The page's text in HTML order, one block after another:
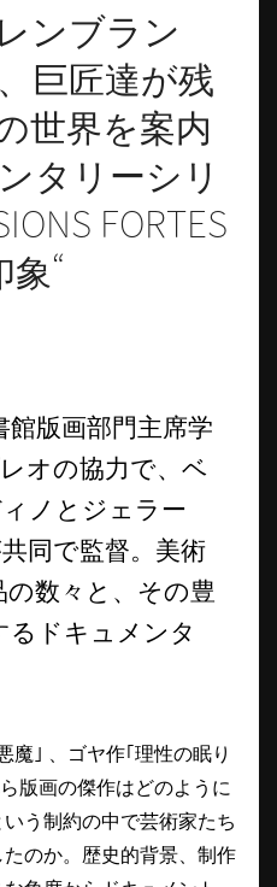
ンブラン
巨匠達が残
世界を案内
タリーシリ
FORTES
“
版画部門主席学
オの協力で、ベ
ノとジェラー
同で監督。美術
数々と、その豊
るドキュメンタ
魔｣ 、ゴヤ作｢理性の眠り
版画の傑作はどのように
う制約の中で芸術家たち
のか。歴史的背景、制作